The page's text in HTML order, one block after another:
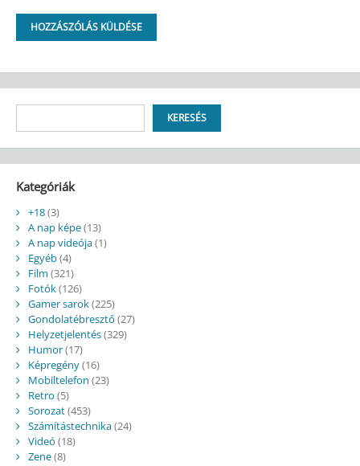
KERESÉS
Kategóriák
+18(3)
A nap képe(13)
A nap videója(1)
Egyéb(4)
Film (321)
Fotók(126)
Gamer sarok(225)
Gondolatébresztő (27)
Helyzetjelentés(329)
Humor(17)
Képregény(16)
Mobiltelefon (23)
Retro (5)
Sorozat(453)
Számítástechnika(24)
Videó (18)
Zene(8)